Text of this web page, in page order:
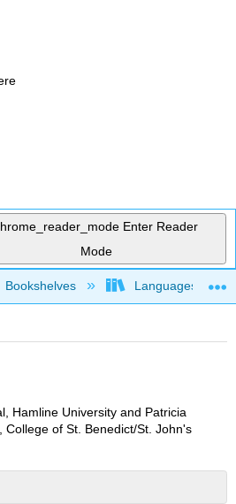
Enter Reader
Mode
global hierarchy
Bookshelves Languages
Hamline University and Patricia
College of St. Benedict/St. John's